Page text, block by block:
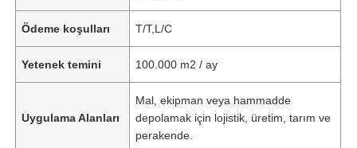
Ödeme koşulları T/T,L/C
Yetenek temini 100.000 m2 / ay
Uygulama Alanları
Mal, ekipman veya hammadde
depolamak için lojistik, üretim, tarım ve
perakende.